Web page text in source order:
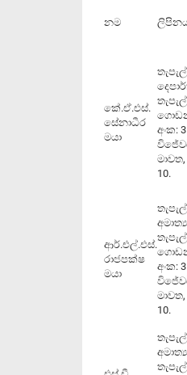
නම
කේ.ඒ.එස්.
සේනාධීර
මයා
තැපැල්
අංක:
10.
ආර්.එල්.එස්.
රාජපක්ෂ
මයා
අංක:
10.